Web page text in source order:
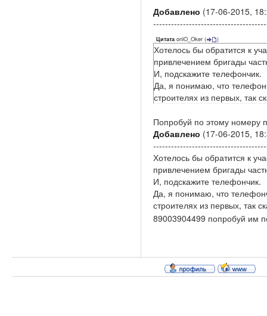
Добавлено (17-06-2015,
Цитата onlO_Oker ( )
Хотелось бы обратится к
привлечением бригады
И, подскажите телефончик.
Да, я понимаю, что
строителях из первых, так
Попробуй по этому номеру
Добавлено (17-06-2015,
Хотелось бы обратится к
привлечением бригады
И, подскажите телефончик.
Да, я понимаю, что
строителях из первых, так
89003904499 попробуй им